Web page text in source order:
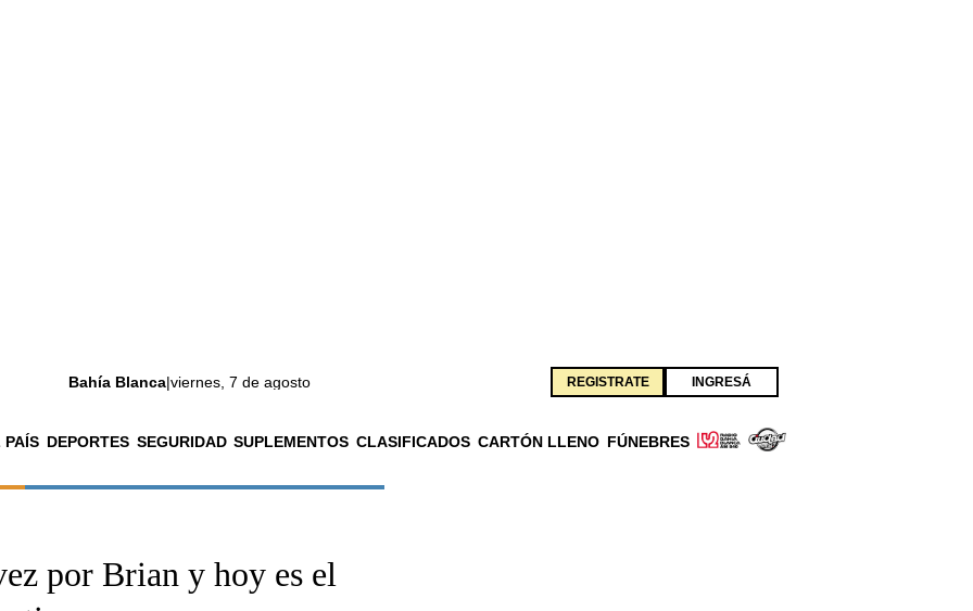
Bahía Blanca|viernes, 7 de agosto REGISTRATE INGRESÁ
PAÍS DEPORTES SEGURIDAD SUPLEMENTOS CLASIFICADOS CARTÓN LLENO FÚNEBRES
La ciudad
El paíspor Brian y hoy es el